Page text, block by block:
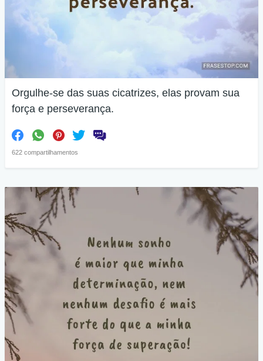
Orgulhe-se das suas cicatrizes, elas provam sua
força e perseverança.
622 compartilhamentos